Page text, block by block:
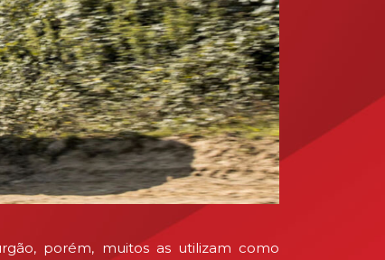
porém, muitos as utilizam como